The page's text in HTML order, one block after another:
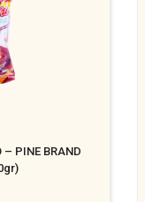
– PINE BRAND